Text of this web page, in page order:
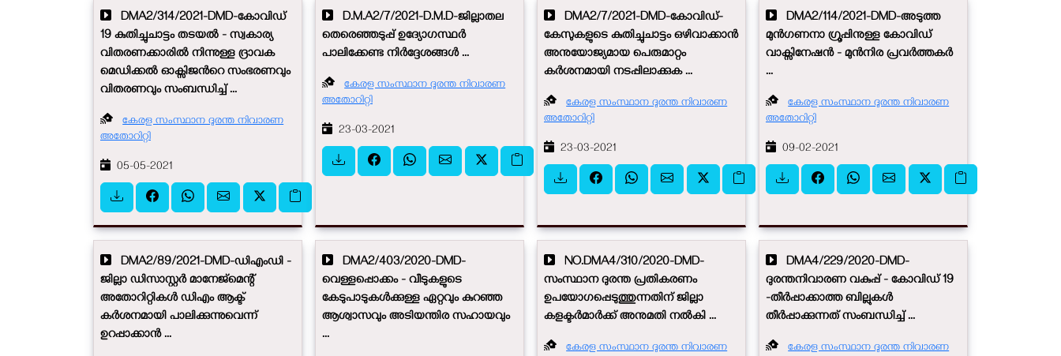
DMA2/314/2021-DMD-കോവിഡ്
19 കുതിച്ചുചാട്ടം തടയൽ - സ്വകാര്യ
വിതരണക്കാരിൽ നിന്നുള്ള ദ്രാവക
മെഡിക്കൽ ഓക്സിജന്‍റെ സംഭരണവും
വിതരണവും സംബന്ധിച്ച് ...
കേരള സംസ്ഥാന ദുരന്ത നിവാരണ
അതോറിറ്റി
05-05-2021
D.M.A2/7/2021-D.M.D-ജില്ലാതല
തെരെഞ്ഞടുപ്പ് ഉദ്യോഗസ്ഥര്‍
പാലിക്കേണ്ട നിര്‍ദ്ദേശങ്ങള്‍ ...
കേരള സംസ്ഥാന ദുരന്ത നിവാരണ
അതോറിറ്റി
23-03-2021
DMA2/7/2021-DMD-കോവിഡ്-
കേസുകളുടെ കുതിച്ചുചാട്ടം ഒഴിവാക്കാന്‍
അനുയോജ്യമായ പെരുമാറ്റം
കര്‍ശനമായി നടപ്പിലാക്കുക ...
കേരള സംസ്ഥാന ദുരന്ത നിവാരണ
അതോറിറ്റി
23-03-2021
DMA2/114/2021-DMD-അടുത്ത
മുൻഗണനാ ഗ്രൂപ്പിനുള്ള കോവിഡ്
വാക്സിനേഷൻ - മുൻനിര പ്രവർത്തകർ
...
കേരള സംസ്ഥാന ദുരന്ത നിവാരണ
അതോറിറ്റി
09-02-2021
DMA2/89/2021-DMD-ഡിഎംഡി -
ജില്ലാ ഡിസാസ്റ്റർ മാനേജ്മെന്റ്
അതോറിറ്റികൾ ഡിഎം ആക്ട്
കർശനമായി പാലിക്കുന്നുവെന്ന്
ഉറപ്പാക്കാന്‍ ...
DMA2/403/2020-DMD-
വെള്ളപ്പൊക്കം - വീടുകളുടെ
കേടുപാടുകൾക്കുള്ള ഏറ്റവും കുറഞ്ഞ
ആശ്വാസവും അടിയന്തിര സഹായവും
...
NO.DMA4/310/2020-DMD-
സംസ്ഥാന ദുരന്ത പ്രതികരണം
ഉപയോഗപ്പെടുത്തുന്നതിന് ജില്ലാ
കളക്ടർമാർക്ക് അനുമതി നൽകി ...
കേരള സംസ്ഥാന ദുരന്ത നിവാരണ
DMA4/229/2020-DMD-
ദുരന്തനിവാരണ വകുപ്പ് - കോവിഡ് 19
-തീർപ്പാക്കാത്ത ബില്ലുകള്‍
തീർപ്പാക്കുന്നത് സംബന്ധിച്ച് ...
കേരള സംസ്ഥാന ദുരന്ത നിവാരണ